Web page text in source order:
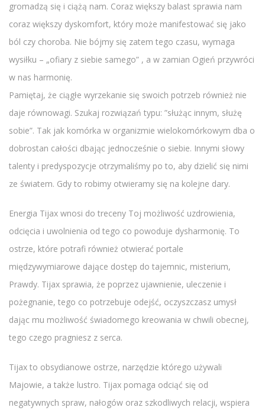
gromadzą się i ciążą nam. Coraz większy balast sprawia nam
coraz większy dyskomfort, który może manifestować się jako
ból czy choroba. Nie bójmy się zatem tego czasu, wymaga
wysiłku – „ofiary z siebie samego” , a w zamian Ogień przywróci
w nas harmonię.
Pamiętaj, że ciągłe wyrzekanie się swoich potrzeb również nie
daje równowagi. Szukaj rozwiązań typu: ”służąc innym, służę
sobie”. Tak jak komórka w organizmie wielokomórkowym dba o
dobrostan całości dbając jednocześnie o siebie. Innymi słowy
talenty i predyspozycje otrzymaliśmy po to, aby dzielić się nimi
ze światem. Gdy to robimy otwieramy się na kolejne dary.
Energia Tijax wnosi do treceny Toj możliwość uzdrowienia,
odcięcia i uwolnienia od tego co powoduje dysharmonię. To
ostrze, które potrafi również otwierać portale
międzywymiarowe dające dostęp do tajemnic, misterium,
Prawdy. Tijax sprawia, że poprzez ujawnienie, uleczenie i
pożegnanie, tego co potrzebuje odejść, oczyszczasz umysł
dając mu możliwość świadomego kreowania w chwili obecnej,
tego czego pragniesz z serca.
Tijax to obsydianowe ostrze, narzędzie którego używali
Majowie, a także lustro. Tijax pomaga odciąć się od
negatywnych spraw, nałogów oraz szkodliwych relacji, wspiera